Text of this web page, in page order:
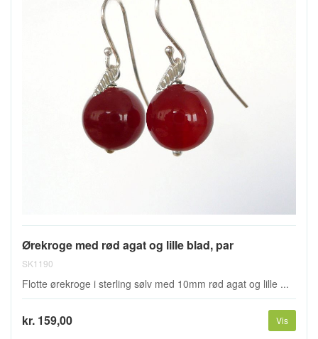
Ørekroge med rød agat og lille blad, par
SK1190
Flotte ørekroge i sterling sølv med 10mm rød agat og lille ...
kr. 159,00 Vis